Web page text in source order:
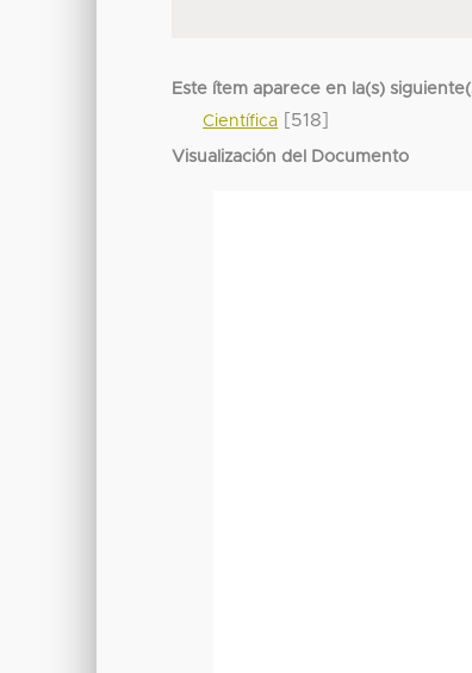
Este ítem aparece en la(s)
Científica [518]
Visualización del Documento